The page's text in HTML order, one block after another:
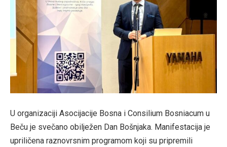
U organizaciji Asocijacije Bosna i Consilium Bosniacum u
Beču je svečano obilježen Dan Bošnjaka. Manifestacija je
upriličena raznovrsnim programom koji su pripremili